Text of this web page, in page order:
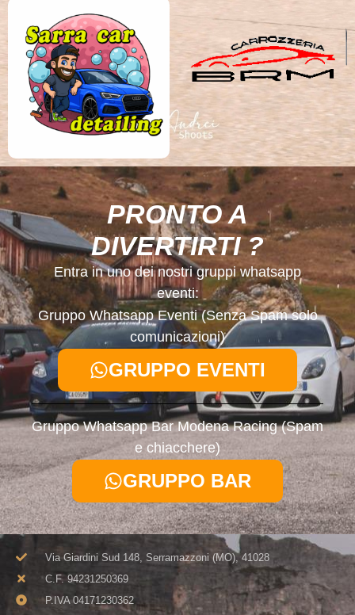
PRONTO A
DIVERTIRTI ?
Entra in uno dei nostri gruppi whatsapp
eventi:
Gruppo Whatsapp Eventi (Senza Spam solo
comunicazioni)
GRUPPO EVENTI
Gruppo Whatsapp Bar Modena Racing (Spam
e chiacchere)
GRUPPO BAR
Via Giardini Sud 148, Serramazzoni (MO), 41028
C.F. 94231250369​
P.IVA 04171230362​